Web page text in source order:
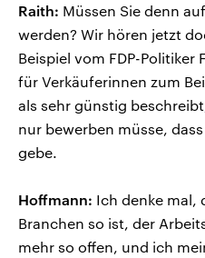
Raith: Müssen Sie denn
werden? Wir hören jetzt
Beispiel vom FDP-Politiker
für Verkäuferinnen zum
als sehr günstig
nur bewerben müsse,
gebe.
Hoffmann: Ich denke mal,
Branchen so ist, der
mehr so offen, und ich